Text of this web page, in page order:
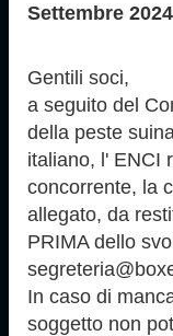
Settembre 2024
Gentili soci,
a seguito del
della peste
italiano, l' ENCI
concorrente, la
allegato, da
PRIMA dello
In caso di
soggetto non